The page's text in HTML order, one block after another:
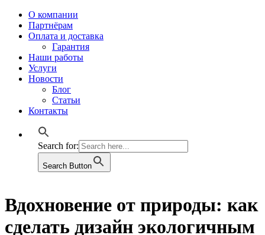
О компании
Партнёрам
Оплата и доставка
Гарантия
Наши работы
Услуги
Новости
Блог
Статьи
Контакты
Search for:
Search Button
Вдохновение от природы: как
сделать дизайн экологичным